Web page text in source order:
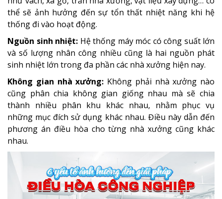
thể sẽ ảnh hưởng đến sự tổn thất nhiệt năng khi hệ
thống đi vào hoạt động.
Nguồn sinh nhiệt: Hệ thống máy móc có công suất lớn
và số lượng nhân công nhiều cũng là hai nguồn phát
sinh nhiệt lớn trong đa phần các nhà xưởng hiện nay.
Không gian nhà xưởng: Không phải nhà xưởng nào
cũng phân chia không gian giống nhau mà sẽ chia
thành nhiều phân khu khác nhau, nhằm phục vụ
những mục đích sử dụng khác nhau. Điều này dẫn đến
phương án điều hòa cho từng nhà xưởng cũng khác
nhau.